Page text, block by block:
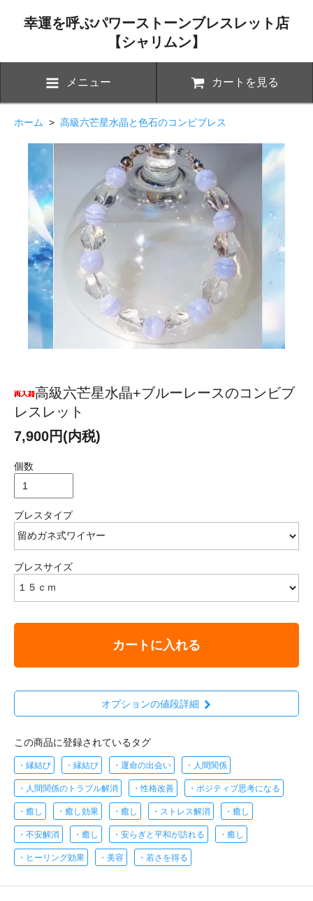
幸運を呼ぶパワーストーンブレスレット店
【シャリムン】
メニュー カートを見る
ホーム > 高級六芒星水晶と色石のコンビブレス
高級六芒星水晶+ブルーレースのコンビブ
レスレット
7,900円(内税)
個数
ブレスタイプ
ブレスサイズ
カートに入れる
オプションの値段詳細
この商品に登録されているタグ
・縁結び ・縁結び ・運命の出会い ・人間関係
・人間関係のトラブル解消 ・性格改善 ・ポジティブ思考になる
・癒し ・癒し効果 ・癒し ・ストレス解消 ・癒し
・不安解消 ・癒し ・安らぎと平和が訪れる ・癒し
・ヒーリング効果 ・美容 ・若さを得る